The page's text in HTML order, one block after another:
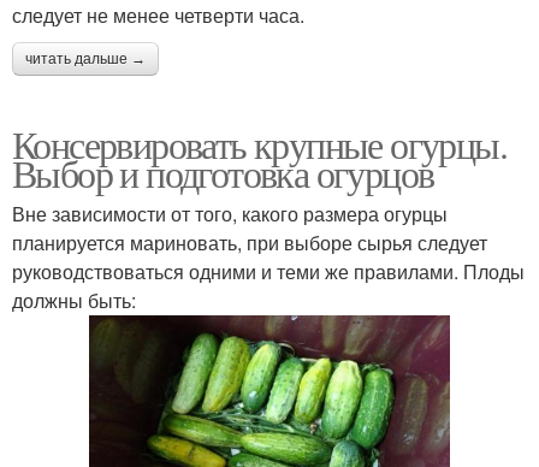
следует не менее четверти часа.
читать дальше →
Консервировать крупные огурцы.
Выбор и подготовка огурцов
Вне зависимости от того, какого размера огурцы
планируется мариновать, при выборе сырья следует
руководствоваться одними и теми же правилами. Плоды
должны быть: